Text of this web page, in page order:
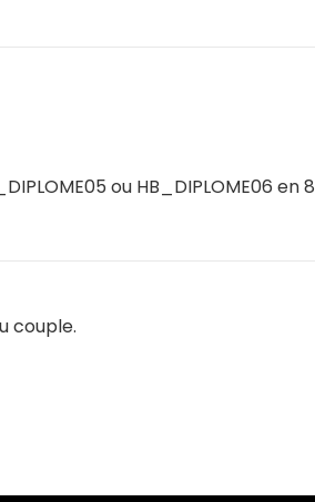
ou HB_DIPLOME06 en 8
couple.